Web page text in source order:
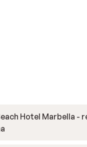
Hotel Marbella -